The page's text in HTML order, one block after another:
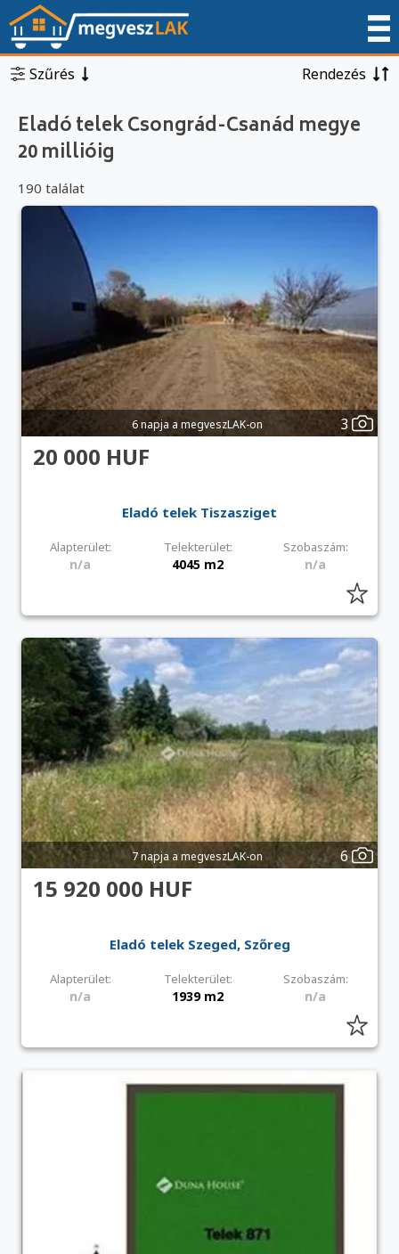
Szűrés Rendezés
Eladó telek Csongrád-Csanád megye
20 millióig
190 találat
6 napja a megveszLAK-on 3
20 000 HUF
Eladó telek Tiszasziget
Alapterület: Telekterület: Szobaszám:
n/a 4045 m2 n/a
7 napja a megveszLAK-on 6
15 920 000 HUF
Eladó telek Szeged, Szőreg
Alapterület: Telekterület: Szobaszám:
n/a 1939 m2 n/a